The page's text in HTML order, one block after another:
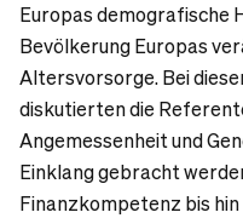
Europas demografische
Bevölkerung Europas
Altersvorsorge. Bei
diskutierten die
Angemessenheit und
Einklang gebracht
Finanzkompetenz bis